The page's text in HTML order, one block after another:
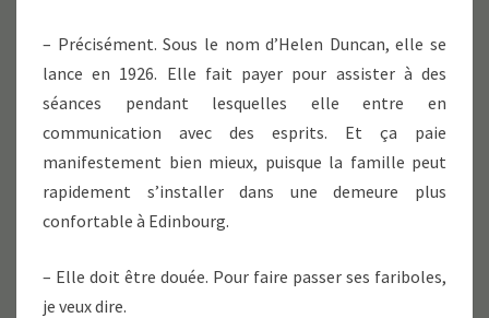
– Précisément. Sous le nom d’Helen Duncan, elle se
lance en 1926. Elle fait payer pour assister à des
séances pendant lesquelles elle entre en
communication avec des esprits. Et ça paie
manifestement bien mieux, puisque la famille peut
rapidement s’installer dans une demeure plus
confortable à Edinbourg.
– Elle doit être douée. Pour faire passer ses fariboles,
je veux dire.